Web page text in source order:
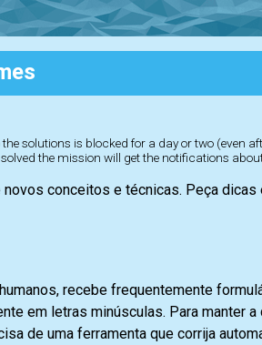
solutions is blocked for a day or two (even
the mission will get the notifications
conceitos e técnicas. Peça
recebe frequentemente
em letras minúsculas. Para manter
de uma ferramenta que corrija